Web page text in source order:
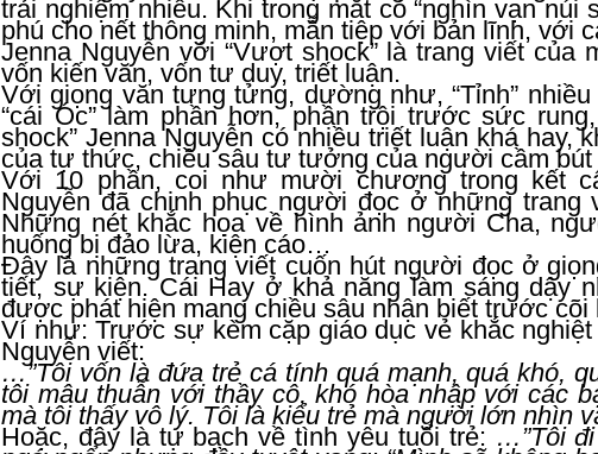
trải nghiệm nhiều. Khi trong mắt có “nghìn vạn
phú cho nết thông minh, mẫn tiệp với bản lĩnh, với
Jenna Nguyễn với “Vượt shock” là trang viết của
vốn kiến văn, vốn tư duy, triết luận.
Với giọng văn tưng tửng, dường như, “Tỉnh”
“cái Óc” làm phần hơn, phần trội trước sức
shock” Jenna Nguyễn có nhiều triết luận khá hay,
của tự thức, chiều sâu tư tưởng của người cầm
Với 10 phần, coi như mười chương trong kết
Nguyễn đã chinh phục người đọc ở những trang
Những nét khắc họa về hình ảnh người Cha,
huống bị đảo lừa, kiện cáo…
Đây là những trang viết cuốn hút người đọc ở
tiết, sự kiện. Cái Hay ở khả năng làm sáng dậy
được phát hiện mang chiều sâu nhận biết trước
Ví như: Trước sự kèm cặp giáo dục vẻ khắc
Nguyễn viết:
…”Tôi vốn là đứa trẻ cá tính quá mạnh, quá khó,
tôi mâu thuẫn với thầy cô, khó hòa nhập với các
mà tôi thấy vô lý. Tôi là kiểu trẻ mà người lớn nhìn
Hoặc, đây là tự bạch về tình yêu tuổi trẻ: …”Tôi